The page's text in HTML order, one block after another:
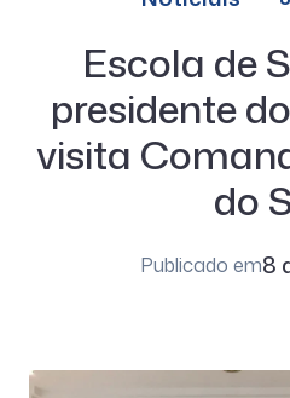
Escola de
presidente
visita
do
Publicado em8